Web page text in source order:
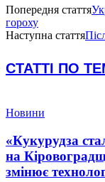
Попередня стаття
гороху
Наступна стаття
СТАТТІ ПО
Новини
«Кукурудза
на
змінює